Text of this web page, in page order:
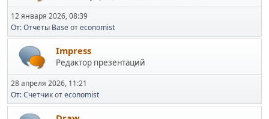
12 января 2026, 08:39
От: Отчеты Baseотeconomist
Impress
Редактор презентаций
28 апреля 2026, 11:21
От: Счетчикотeconomist